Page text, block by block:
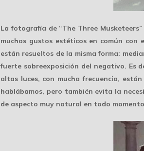
La fotografía de “The Three
muchos gustos estéticos en común con
están resueltos de la misma forma:
fuerte sobreexposición del negativo. Es
altas luces, con mucha frecuencia,
hablábamos, pero también evita la
de aspecto muy natural en todo